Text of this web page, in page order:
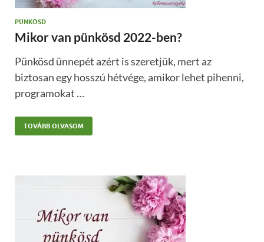
PÜNKÖSD
Mikor van pünkösd 2022-ben?
Pünkösd ünnepét azért is szeretjük, mert az
biztosan egy hosszú hétvége, amikor lehet pihenni,
programokat …
TOVÁBB OLVASOM